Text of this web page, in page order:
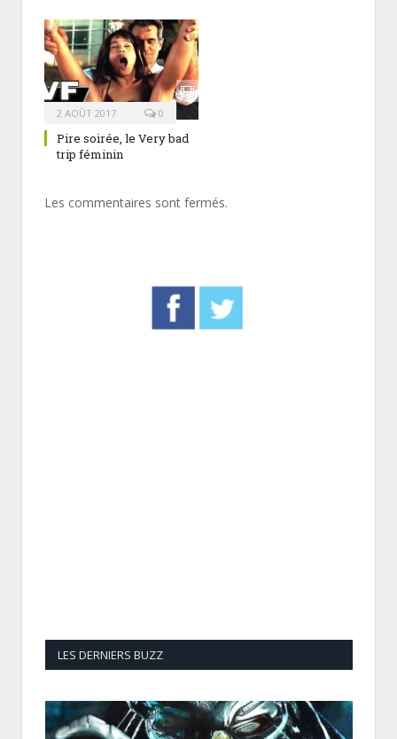
2 AOÛT 2017 0
Pire soirée, le Very bad
trip féminin
Les commentaires sont fermés.
LES DERNIERS BUZZ